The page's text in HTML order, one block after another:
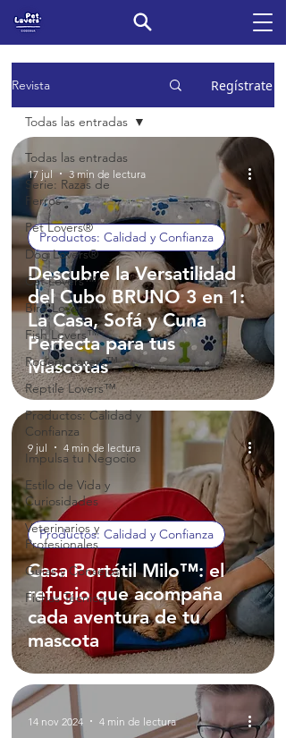
Revista Regístrate
Todas las entradas
Serie: Razas de
Perros
Pet Lovers®
Dog Lovers®
Cat Lovers™
Bird Lovers™
Fish Lovers™
Rodent Lovers™
Reptile Lovers™
Productos: Calidad y
Confianza
Impulsa tu Negocio
Estilo de Vida y
Curiosidades
Veterinarios y
Profesionales
Guías y Consejos
Fichas Técnicas
Todas las entradas
Descubre la Versatilidad
del Cubo BRUNO 3 en 1:
La Casa, Sofá y Cuna
Perfecta para tus
Mascotas
Productos: Calidad y Confianza
17 jul 3 min de lectura
Casa Portátil Milo™: el
refugio que acompaña
cada aventura de tu
mascota
Productos: Calidad y Confianza
9 jul 4 min de lectura
14 nov 2024 4 min de lectura